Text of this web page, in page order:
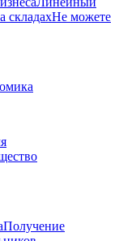
складахНе можете
Получение